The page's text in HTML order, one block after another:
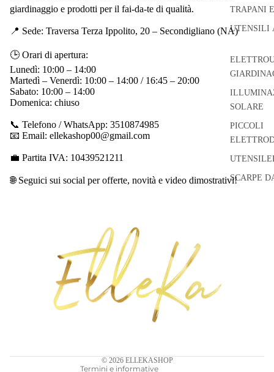
TRAPANI
UTENSILI
SOLARE
PICCOLI
SCARPE
giardinaggio e prodotti per il fai-da-te di qualità.
📍 Sede: Traversa Terza Ippolito, 20 – Secondigliano (NA)
🕒 Orari di apertura:
Lunedì: 10:00 – 14:00
Martedì – Venerdì: 10:00 – 14:00 / 16:45 – 20:00
Sabato: 10:00 – 14:00
Domenica: chiuso
📞 Telefono / WhatsApp: 3510874985
📧 Email: ellekashop00@gmail.com
💼 Partita IVA: 10439521211
🌐 Seguici sui social per offerte, novità e video dimostrativi!
© 2026 ELLEKASHOP
Termini e informative
Informativa sui rimborsi
Informativa sulla privacy
Termini e condizioni del servizio